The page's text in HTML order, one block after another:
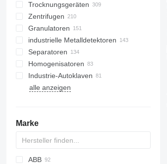
Rohrbündel-Wärmetauscher
Plattenwärmetauscher
Schabewärmetauscher
Trocknungsgeräten
Zentrifugen
Granulatoren
industrielle Metalldetektoren
Separatoren
Homogenisatoren
Industrie-Autoklaven
alle anzeigen
Marke
ABB